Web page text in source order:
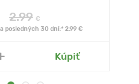
2.99 €
posledných 30 dní:* 2.99 €
Kúpiť